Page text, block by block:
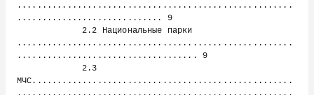
.......................................................
............................. 9
             2.2 Национальные парки
.......................................................
.................................... 9
             2.3
МЧС....................................................